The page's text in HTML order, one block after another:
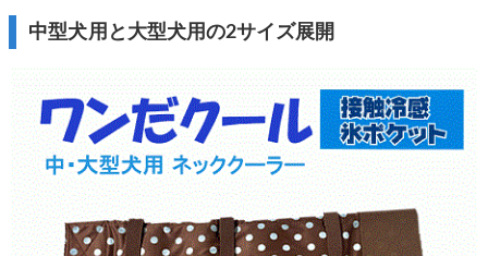
中型犬用と大型犬用の2サイズ展開